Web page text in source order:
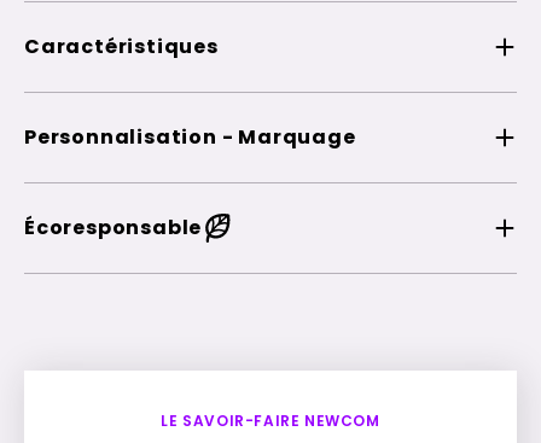
Caractéristiques
Personnalisation - Marquage
Écoresponsable
LE SAVOIR-FAIRE NEWCOM